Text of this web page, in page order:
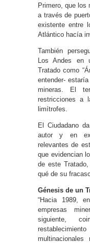
Primero, que los
a través de
existente entre
Atlántico hacía
También
Los Andes en
Tratado como
entender-
mineras. El
restricciones a
limítrofes.
El Ciudadano
autor y en
relevantes de
que evidencian
de este
qué de su
Génesis de un
“Hacia 1989,
empresas
siguiente,
multinacionales